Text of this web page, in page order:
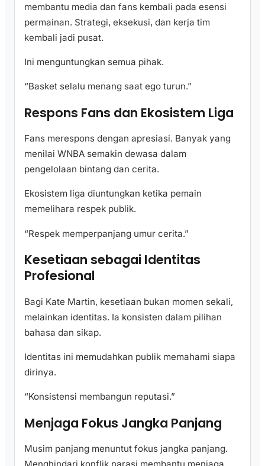
membantu media dan fans kembali pada esensi
permainan. Strategi, eksekusi, dan kerja tim
kembali jadi pusat.
Ini menguntungkan semua pihak.
“Basket selalu menang saat ego turun.”
Respons Fans dan Ekosistem Liga
Fans merespons dengan apresiasi. Banyak yang
menilai WNBA semakin dewasa dalam
pengelolaan bintang dan cerita.
Ekosistem liga diuntungkan ketika pemain
memelihara respek publik.
“Respek memperpanjang umur cerita.”
Kesetiaan sebagai Identitas
Profesional
Bagi Kate Martin, kesetiaan bukan momen sekali,
melainkan identitas. Ia konsisten dalam pilihan
bahasa dan sikap.
Identitas ini memudahkan publik memahami siapa
dirinya.
“Konsistensi membangun reputasi.”
Menjaga Fokus Jangka Panjang
Musim panjang menuntut fokus jangka panjang.